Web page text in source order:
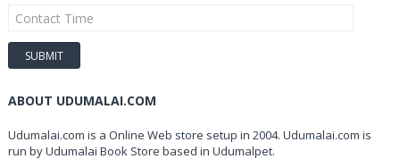
ABOUT UDUMALAI.COM
Udumalai.com is a Online Web store setup in 2004. Udumalai.com is
run by Udumalai Book Store based in Udumalpet.